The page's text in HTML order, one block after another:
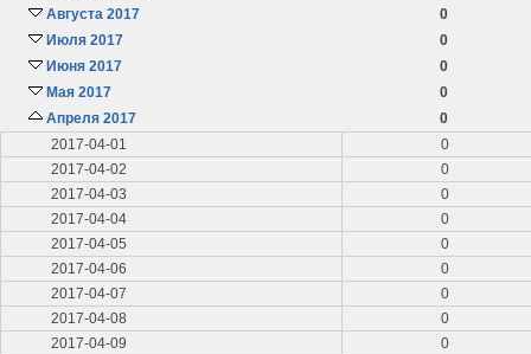
Августа 2017
0
Июля 2017
0
Июня 2017
0
Мая 2017
0
Апреля 2017
0
2017-04-01
0
2017-04-02
0
2017-04-03
0
2017-04-04
0
2017-04-05
0
2017-04-06
0
2017-04-07
0
2017-04-08
0
2017-04-09
0